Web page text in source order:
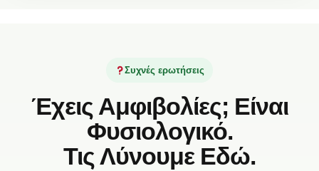
Συχνές ερωτήσεις
Έχεις Αμφιβολίες; Είναι
Φυσιολογικό.
Τις Λύνουμε Εδώ.